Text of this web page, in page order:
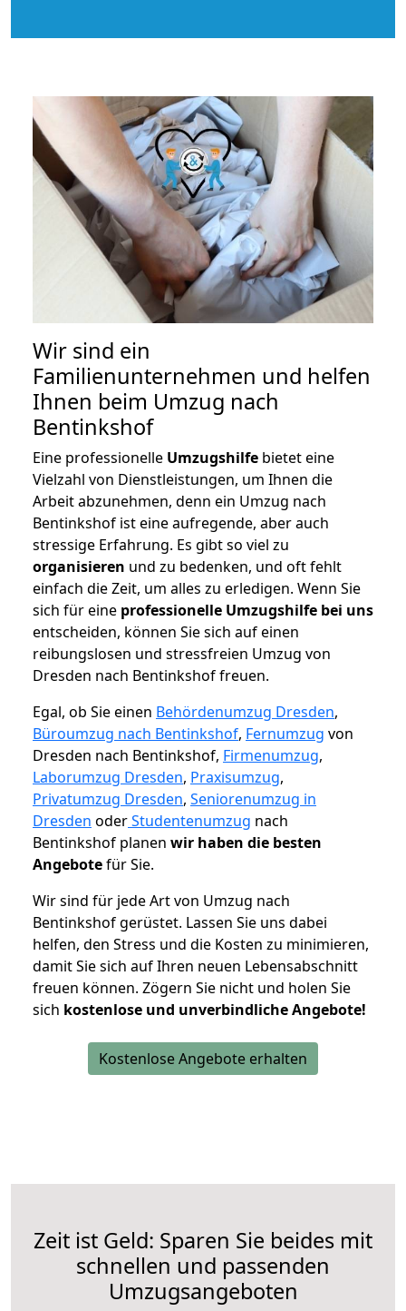
Wir sind ein
Familienunternehmen und helfen
Ihnen beim Umzug nach
Bentinkshof
Eine professionelle Umzugshilfe bietet eine
Vielzahl von Dienstleistungen, um Ihnen die
Arbeit abzunehmen, denn ein Umzug nach
Bentinkshof ist eine aufregende, aber auch
stressige Erfahrung. Es gibt so viel zu
organisieren und zu bedenken, und oft fehlt
einfach die Zeit, um alles zu erledigen. Wenn Sie
sich für eine professionelle Umzugshilfe bei uns
entscheiden, können Sie sich auf einen
reibungslosen und stressfreien Umzug von
Dresden nach Bentinkshof freuen.
Egal, ob Sie einen Behördenumzug Dresden,
Büroumzug nach Bentinkshof, Fernumzug von
Dresden nach Bentinkshof, Firmenumzug,
Laborumzug Dresden, Praxisumzug,
Privatumzug Dresden, Seniorenumzug in
Dresden oderStudentenumzug nach
Bentinkshof planen wir haben die besten
Angebotefür Sie.
Wir sind für jede Art von Umzug nach
Bentinkshof gerüstet. Lassen Sie uns dabei
helfen, den Stress und die Kosten zu minimieren,
damit Sie sich auf Ihren neuen Lebensabschnitt
freuen können. Zögern Sie nicht und holen Sie
sich kostenlose und unverbindliche Angebote!
Kostenlose Angebote erhalten
Zeit ist Geld: Sparen Sie beides mit
schnellen und passenden
Umzugsangeboten